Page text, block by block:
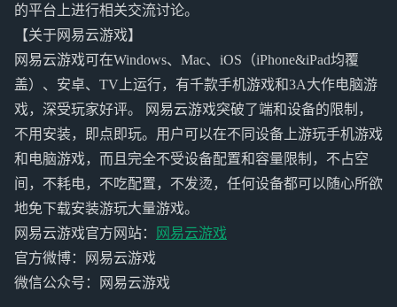
的平台上进行相关交流讨论。
【关于网易云游戏】
网易云游戏可在Windows、Mac、iOS（iPhone&iPad均覆
盖）、安卓、TV上运行，有千款手机游戏和3A大作电脑游
戏，深受玩家好评。 网易云游戏突破了端和设备的限制，
不用安装，即点即玩。用户可以在不同设备上游玩手机游戏
和电脑游戏，而且完全不受设备配置和容量限制，不占空
间，不耗电，不吃配置，不发烫，任何设备都可以随心所欲
地免下载安装游玩大量游戏。
网易云游戏官方网站：
网易云游戏
官方微博：网易云游戏
微信公众号：网易云游戏